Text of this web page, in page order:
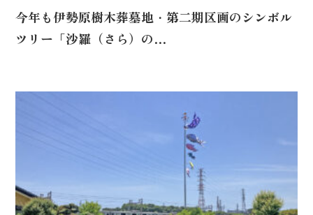
今年も伊勢原樹木葬墓地・第二期区画のシンボル
ツリー「沙羅（さら）の…